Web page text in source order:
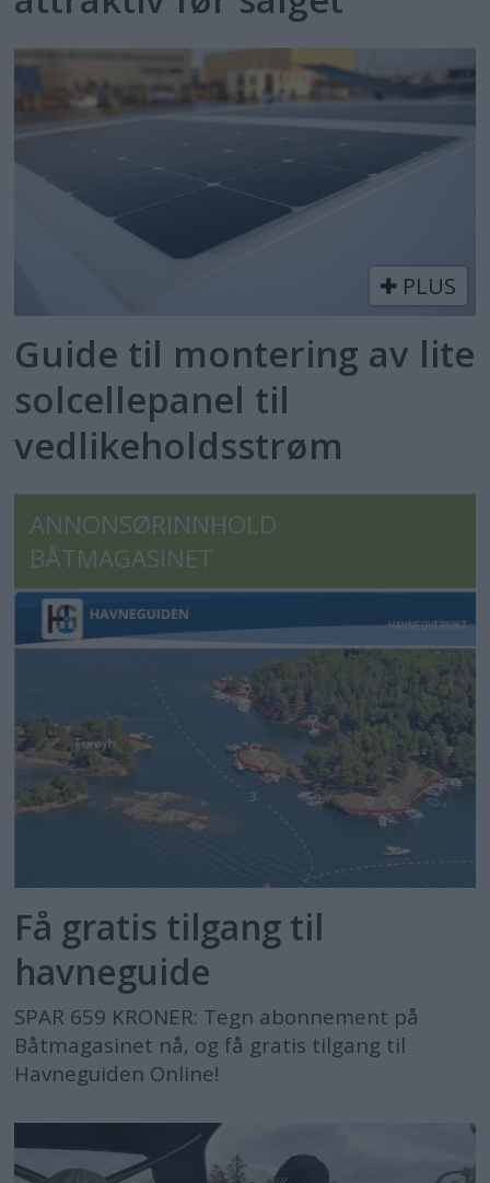
PLUS
Guide til montering av lite
solcellepanel til
vedlikeholdsstrøm
ANNONSØRINNHOLD
BÅTMAGASINET
Få gratis tilgang til
havneguide
SPAR 659 KRONER: Tegn abonnement på
Båtmagasinet nå, og få gratis tilgang til
Havneguiden Online!